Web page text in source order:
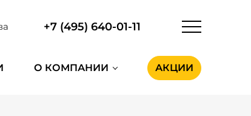
+7 (495) 640-01-11
О КОМПАНИИ АКЦИИ